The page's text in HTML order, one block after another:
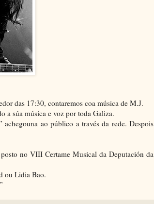
das 17:30, contaremos coa música de M.J.
a súa música e voz por toda Galiza.
ao público a través da rede. Despois
no VIII Certame Musical da Deputación da
ou Lidia Bao.